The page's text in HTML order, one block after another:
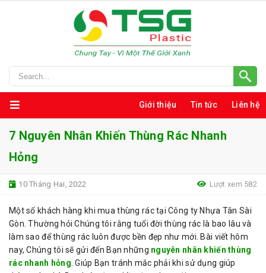
Giới thiệu Tin tức Liên hệ
7 Nguyên Nhân Khiến Thùng Rác Nhanh
Hỏng
10 Tháng Hai, 2022 Lượt xem 582
Một số khách hàng khi mua thùng rác tại Công ty Nhựa Tân Sài
Gòn. Thường hỏi Chúng tôi rằng tuổi đời thùng rác là bao lâu và
làm sao để thùng rác luôn được bền đẹp như mới. Bài viết hôm
nay, Chúng tôi sẽ gửi đến Bạn những nguyên nhân khiến thùng
rác nhanh hỏng . Giúp Bạn tránh mắc phải khi sử dụng giúp